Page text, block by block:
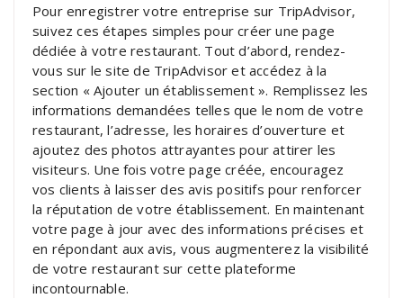
Pour enregistrer votre entreprise sur TripAdvisor,
suivez ces étapes simples pour créer une page
dédiée à votre restaurant. Tout d’abord, rendez-
vous sur le site de TripAdvisor et accédez à la
section « Ajouter un établissement ». Remplissez les
informations demandées telles que le nom de votre
restaurant, l’adresse, les horaires d’ouverture et
ajoutez des photos attrayantes pour attirer les
visiteurs. Une fois votre page créée, encouragez
vos clients à laisser des avis positifs pour renforcer
la réputation de votre établissement. En maintenant
votre page à jour avec des informations précises et
en répondant aux avis, vous augmenterez la visibilité
de votre restaurant sur cette plateforme
incontournable.